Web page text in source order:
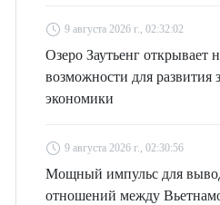
9 августа 2026 г., 02:32:02
Озеро Заутьенг открывает
возможности для развития
экономики
9 августа 2026 г., 02:30:56
Мощный импульс для
отношений между